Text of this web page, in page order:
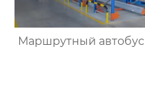
Маршрутный автобус